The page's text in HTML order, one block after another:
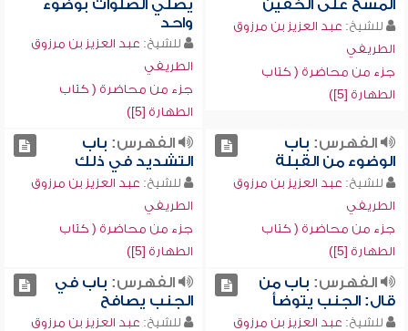
المسح على الخفين
للشيخ: عبد العزيز بن مرزوق
الطريفي
جزء من محاضرة ( كتاب
الطهارة [5])
يصلي الصلوات بوضوء
واحد
للشيخ: عبد العزيز بن مرزوق
الطريفي
جزء من محاضرة ( كتاب
الطهارة [5])
الفهرس: باب
الوضوء من القبلة
للشيخ: عبد العزيز بن مرزوق
الطريفي
جزء من محاضرة ( كتاب
الطهارة [5])
الفهرس: باب
التشديد في ذلك
للشيخ: عبد العزيز بن مرزوق
الطريفي
جزء من محاضرة ( كتاب
الطهارة [5])
الفهرس: باب من
قال: الجنب يتوضأ
للشيخ: عبد العزيز بن مرزوق
الفهرس: باب في
الجنب يصافح
للشيخ: عبد العزيز بن مرزوق